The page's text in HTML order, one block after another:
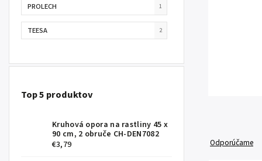
PROLECH 1
TEESA 2
Top 5 produktov
Kruhová opora na rastliny 45 x
90 cm, 2 obruče CH-DEN7082
€3,79
Odporúčame